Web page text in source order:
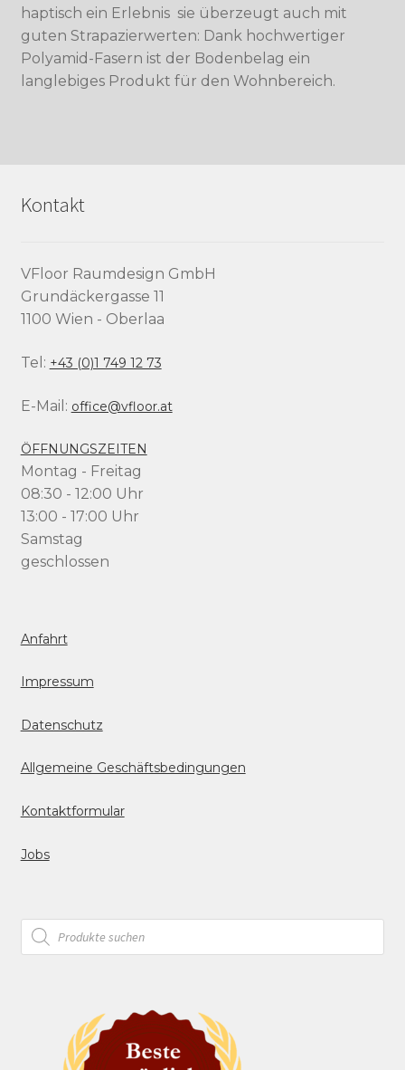
haptisch ein Erlebnis  sie überzeugt auch mit
guten Strapazierwerten: Dank hochwertiger
Polyamid-Fasern ist der Bodenbelag ein
langlebiges Produkt für den Wohnbereich.
Kontakt
VFloor Raumdesign GmbH
Grundäckergasse 11
1100 Wien - Oberlaa
Tel: +43 (0)1 749 12 73
E-Mail: office@vfloor.at
ÖFFNUNGSZEITEN
Montag - Freitag
08:30 - 12:00 Uhr
13:00 - 17:00 Uhr
Samstag
geschlossen
Anfahrt
Impressum
Datenschutz
Allgemeine Geschäftsbedingungen
Kontaktformular
Jobs
Products
search